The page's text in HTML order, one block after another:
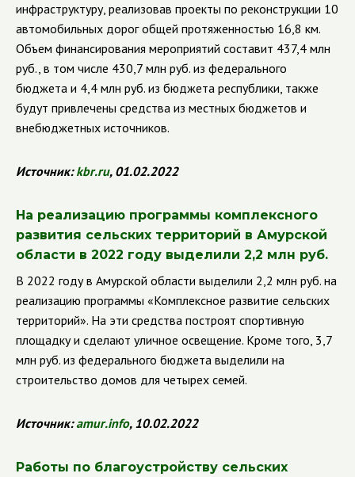
инфраструктуру, реализовав проекты по реконструкции 10
автомобильных дорог общей протяженностью 16,8 км.
Объем финансирования мероприятий составит 437,4 млн
руб., в том числе 430,7 млн руб. из федерального
бюджета и 4,4 млн руб. из бюджета республики, также
будут привлечены средства из местных бюджетов и
внебюджетных источников.
Источник:kbr.ru, 01.02.2022
На реализацию программы комплексного
развития сельских территорий в Амурской
области в 2022 году выделили 2,2 млн руб.
В 2022 году в Амурской области выделили 2,2 млн руб. на
реализацию программы «Комплексное развитие сельских
территорий». На эти средства построят спортивную
площадку и сделают уличное освещение. Кроме того, 3,7
млн руб. из федерального бюджета выделили на
строительство домов для четырех семей.
Источник:amur.info, 10.02.2022
Работы по благоустройству сельских